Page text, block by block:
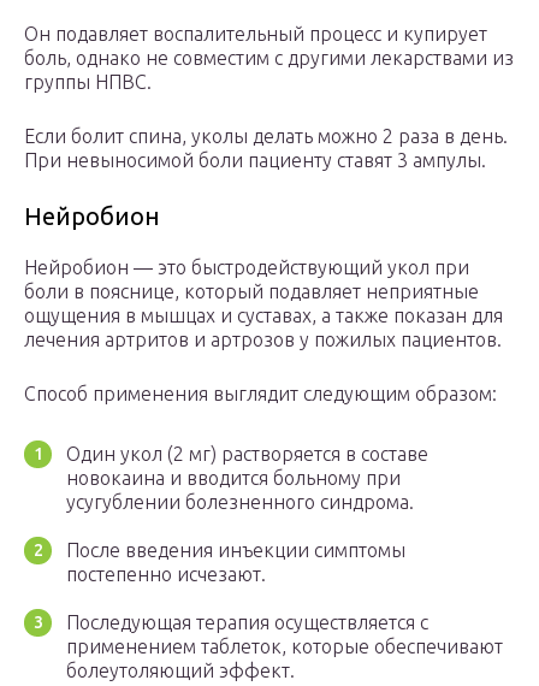
Он подавляет воспалительный процесс и купирует
боль, однако не совместим с другими лекарствами из
группы НПВС.
Если болит спина, уколы делать можно 2 раза в день.
При невыносимой боли пациенту ставят 3 ампулы.
Нейробион
Нейробион — это быстродействующий укол при
боли в пояснице, который подавляет неприятные
ощущения в мышцах и суставах, а также показан для
лечения артритов и артрозов у пожилых пациентов.
Способ применения выглядит следующим образом:
Один укол (2 мг) растворяется в составе
новокаина и вводится больному при
усугублении болезненного синдрома.
После введения инъекции симптомы
постепенно исчезают.
Последующая терапия осуществляется с
применением таблеток, которые обеспечивают
болеутоляющий эффект.